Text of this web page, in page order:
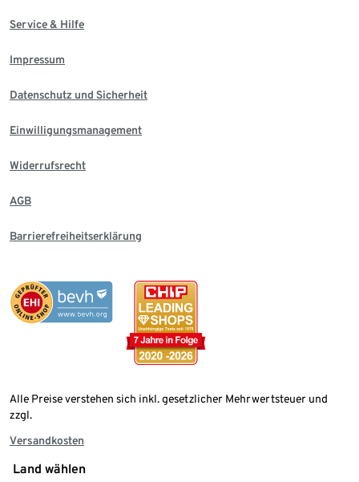
Service & Hilfe
Impressum
Datenschutz und Sicherheit
Einwilligungsmanagement
Widerrufsrecht
AGB
Barrierefreiheitserklärung
Alle Preise verstehen sich inkl. gesetzlicher Mehrwertsteuer und
zzgl.
Versandkosten
Land wählen